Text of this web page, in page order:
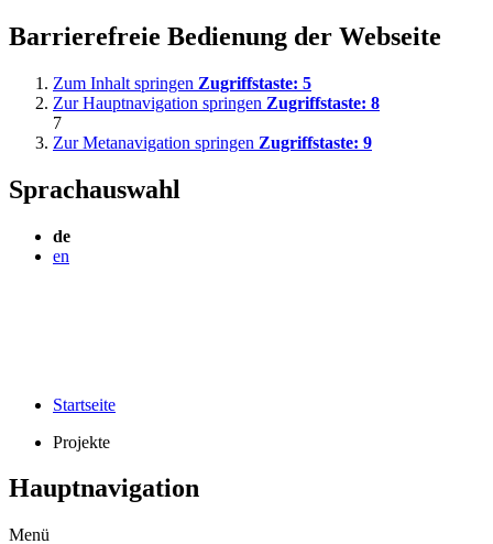
Barrierefreie Bedienung der Webseite
Zum Inhalt springen Zugriffstaste: 5
Zur Hauptnavigation springen Zugriffstaste: 8
7
Zur Metanavigation springen Zugriffstaste: 9
Sprachauswahl
de
en
Startseite
Projekte
Hauptnavigation
Menü